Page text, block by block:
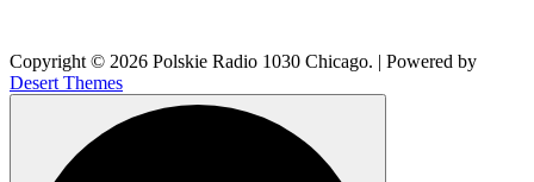
Copyright © 2026 Polskie Radio 1030 Chicago. | Powered by
Desert Themes